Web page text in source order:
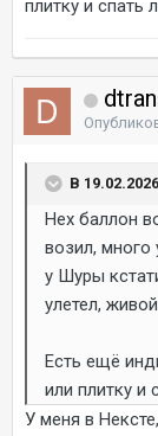
плитку и спать
В
Нех баллон
возил, много
у Шуры
улетел,
Есть ещё
или плитку и
У меня в